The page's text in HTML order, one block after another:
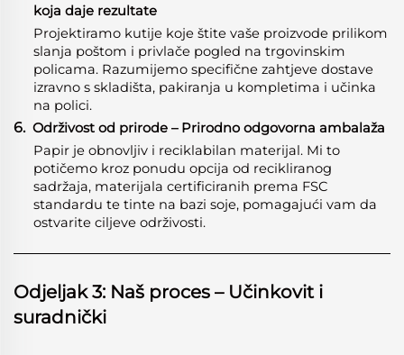
koja daje rezultate
Projektiramo kutije koje štite vaše proizvode prilikom
slanja poštom i privlače pogled na trgovinskim
policama. Razumijemo specifične zahtjeve dostave
izravno s skladišta, pakiranja u kompletima i učinka
na polici.
6. Održivost od prirode – Prirodno odgovorna ambalaža
Papir je obnovljiv i reciklabilan materijal. Mi to
potičemo kroz ponudu opcija od recikliranog
sadržaja, materijala certificiranih prema FSC
standardu te tinte na bazi soje, pomagajući vam da
ostvarite ciljeve održivosti.
Odjeljak 3: Naš proces – Učinkovit i
suradnički